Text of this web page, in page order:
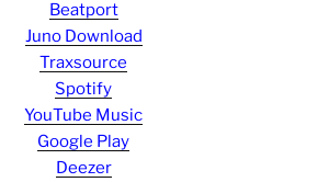
Beatport
Juno Download
Traxsource
Spotify
YouTube Music
Google Play
Deezer